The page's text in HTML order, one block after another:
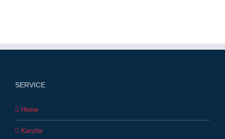
SERVICE
Home
Kanzlei